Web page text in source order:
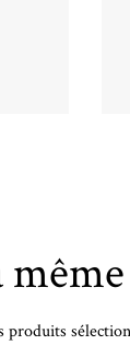
produits